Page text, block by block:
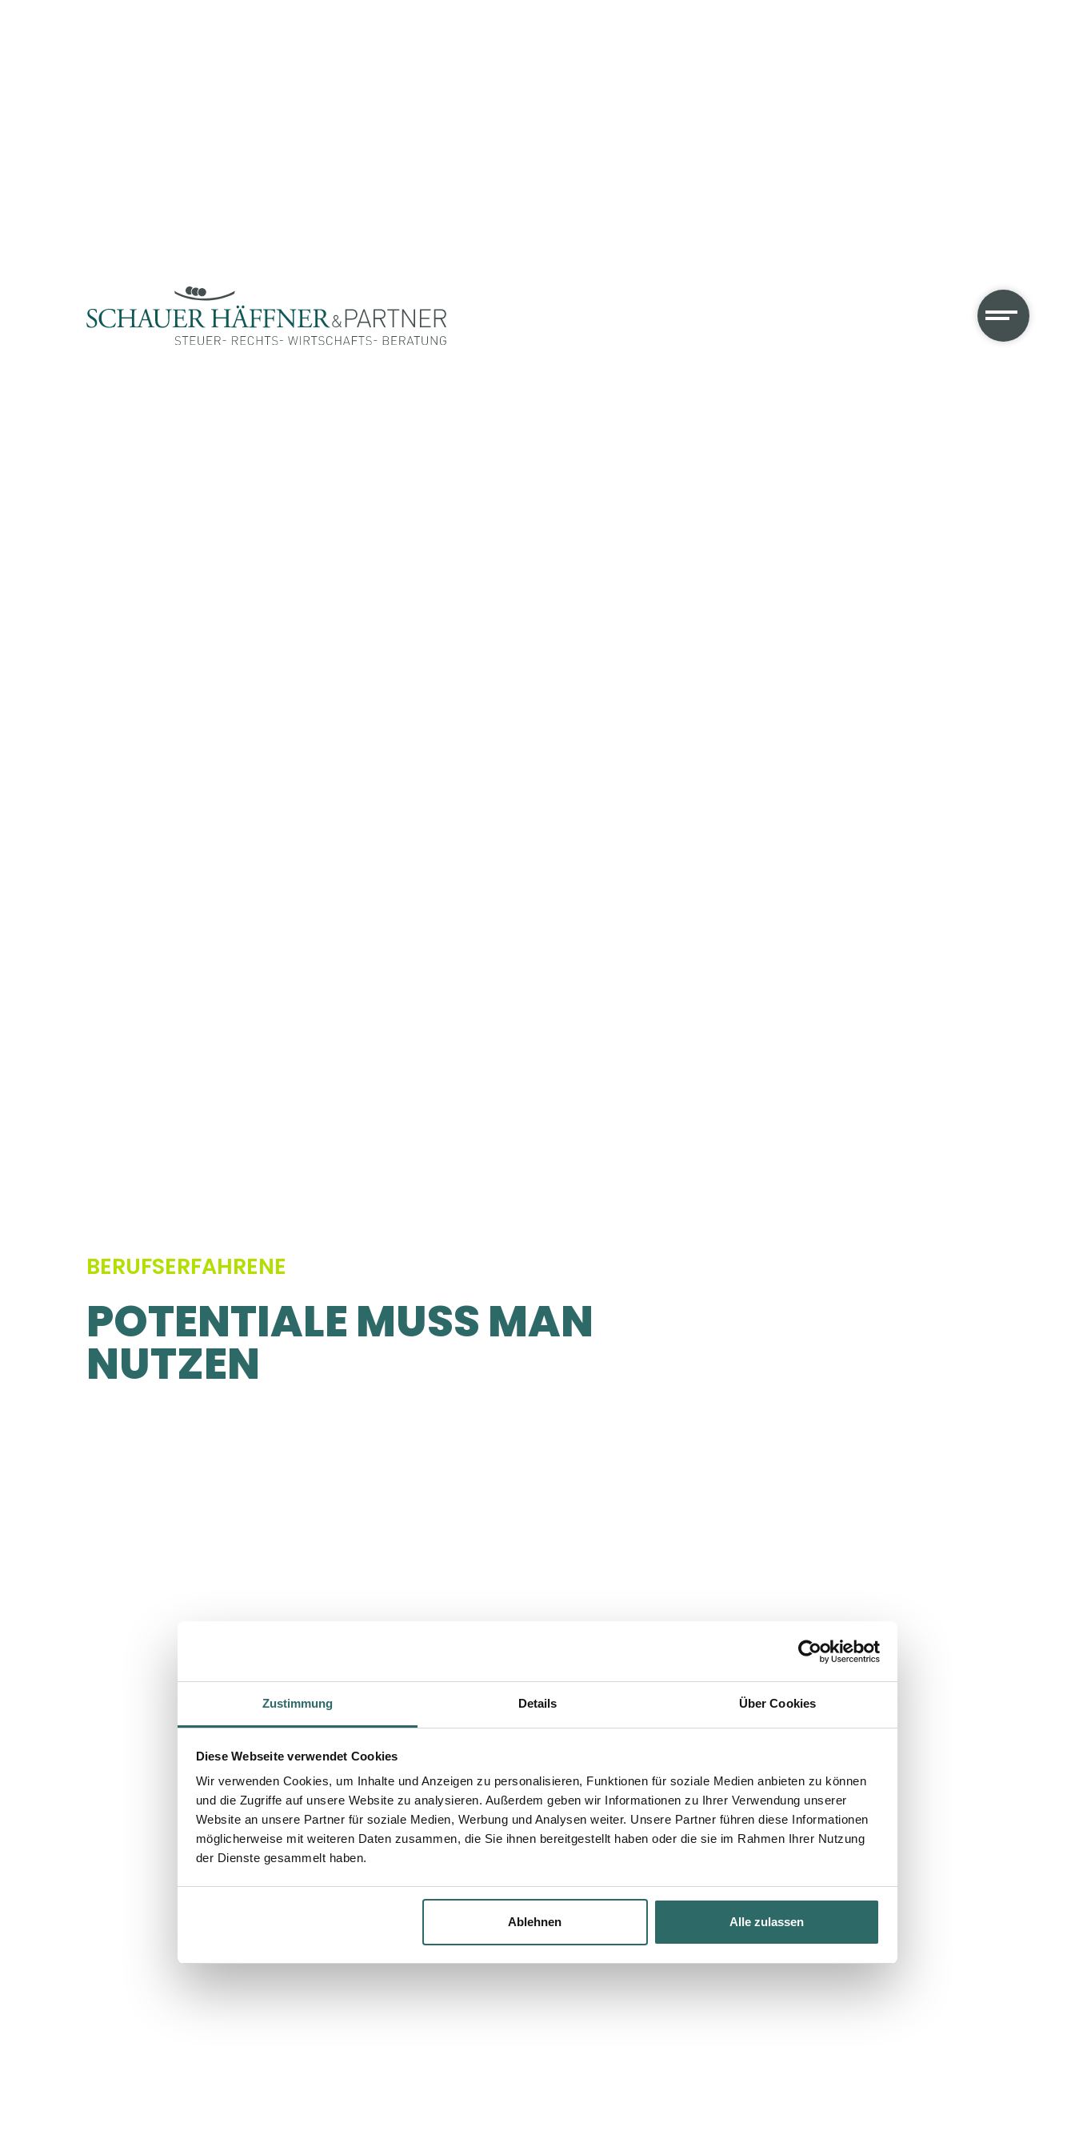
Zustimmung Details Über Cookies
Diese Webseite verwendet Cookies
Wir verwenden Cookies, um Inhalte und Anzeigen zu personalisieren, Funktionen für soziale Medien anbieten zu können
und die Zugriffe auf unsere Website zu analysieren. Außerdem geben wir Informationen zu Ihrer Verwendung unserer
Website an unsere Partner für soziale Medien, Werbung und Analysen weiter. Unsere Partner führen diese Informationen
möglicherweise mit weiteren Daten zusammen, die Sie ihnen bereitgestellt haben oder die sie im Rahmen Ihrer Nutzung
der Dienste gesammelt haben.
Ablehnen Alle zulassen
BERUFSERFAHRENE
POTENTIALE MUSS MAN
NUTZEN